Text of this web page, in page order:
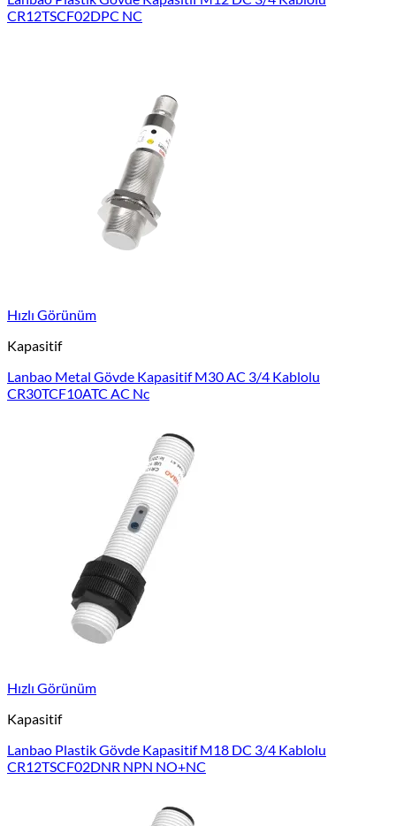
CR12TSCF02DPC NC
Hızlı Görünüm
Kapasitif
Lanbao Metal Gövde Kapasitif M30 AC 3/4 Kablolu
CR30TCF10ATC AC Nc
Hızlı Görünüm
Kapasitif
Lanbao Plastik Gövde Kapasitif M18 DC 3/4 Kablolu
CR12TSCF02DNR NPN NO+NC